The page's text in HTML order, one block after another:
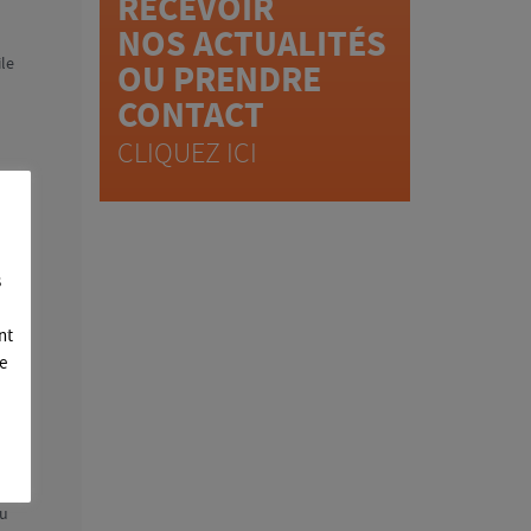
RECEVOIR
NOS ACTUALITÉS
OU PRENDRE
CONTACT
CLIQUEZ ICI